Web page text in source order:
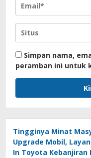
Simpan nama,
peramban ini untuk
Tingginya Minat
Upgrade Mobil,
In Toyota Kebanjiran